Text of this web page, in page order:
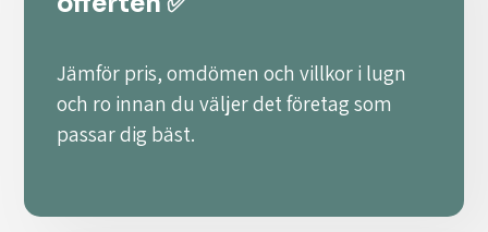
Jämför pris, omdömen och villkor i lugn
och ro innan du väljer det företag som
passar dig bäst.